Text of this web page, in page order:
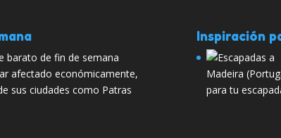
barato de fin de semana
afectado económicamente,
sus ciudades como Patras
Inspiración
para tu